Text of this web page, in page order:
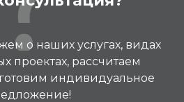
о наших услугах, видах
проектах, рассчитаем
индивидуальное